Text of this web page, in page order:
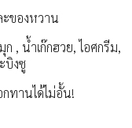
ะของหวาน
, น้ำเก๊กฮวย, ไอศกรีม,
บิงซู
ทานได้ไม่อั้น!